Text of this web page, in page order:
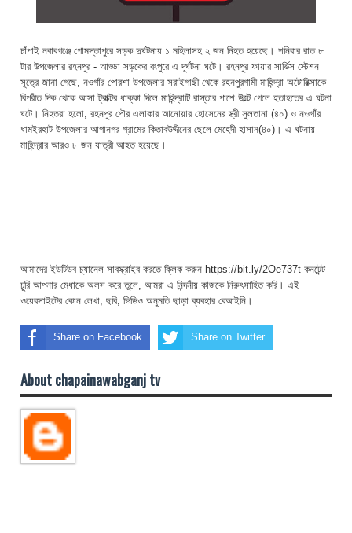
চাঁপাই নবাবগঞ্জে গোমস্তাপুরে সড়ক দুর্ঘটনায় ১ মহিলাসহ ২ জন নিহত হয়েছে। শনিবার রাত ৮
টার উপজেলার রহনপুর - আড্ডা সড়কের বংপুরে এ দূর্ঘটনা ঘটে। রহনপুর ফায়ার সার্ভিস স্টেশন
সূত্রে জানা গেছে, নওগাঁর পোরশা উপজেলার সরাইগাছী থেকে রহনপুরগামী মাহিন্দ্রা অটোরিক্সাকে
বিপরীত দিক থেকে আসা ট্রাক্টর ধাক্কা দিলে মাহিন্দ্রাটি রাস্তার পাশে উল্টে গেলে হতাহতের এ ঘটনা
ঘটে। নিহতরা হলো, রহনপুর পৌর এলাকার আনোয়ার হোসেনের স্ত্রী সুলতানা (৪০) ও নওগাঁর
ধামইরহাট উপজেলার আগানগর গ্রামের কিতাবউদ্দীনের ছেলে মেহেদী হাসান(৪০)। এ ঘটনায়
মাহিন্দ্রার আরও ৮ জন যাত্রী আহত হয়েছে।
আমাদের ইউটিউব চ্যানেল সাবস্ক্রাইব করতে ক্লিক করুন https://bit.ly/2Oe737t কনটেন্ট
চুরি আপনার মেধাকে অলস করে তুলে, আমরা এ নিন্দনীয় কাজকে নিরুৎসাহিত করি। এই
ওয়েবসাইটের কোন লেখা, ছবি, ভিডিও অনুমতি ছাড়া ব্যবহার বেআইনি।
Share on Facebook Share on Twitter
About chapainawabganj tv